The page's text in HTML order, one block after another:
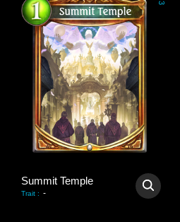
3
Summit Temple
Trait : -